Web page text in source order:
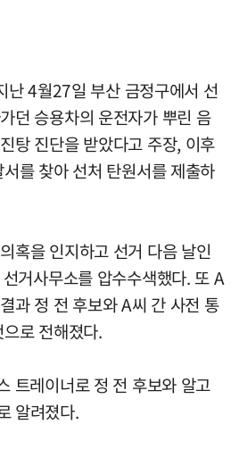
난 4월27일 부산 금정구에서 선
던 승용차의 운전자가 뿌린 음
탕 진단을 받았다고 주장, 이후
를 찾아 선처 탄원서를 제출하
혹을 인지하고 선거 다음 날인
거사무소를 압수수색했다. 또 A
과 정 전 후보와 A씨 간 사전 통
로 전해졌다.
트레이너로 정 전 후보와 알고
알려졌다.